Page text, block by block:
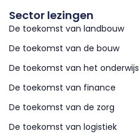
Sector lezingen
De toekomst van landbouw
De toekomst van de bouw
De toekomst van het onderwijs
De toekomst van finance
De toekomst van de zorg
De toekomst van logistiek